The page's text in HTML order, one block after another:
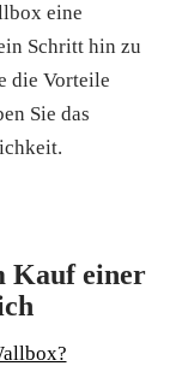
eine
Schritt hin zu
die Vorteile
Sie das
Kauf einer